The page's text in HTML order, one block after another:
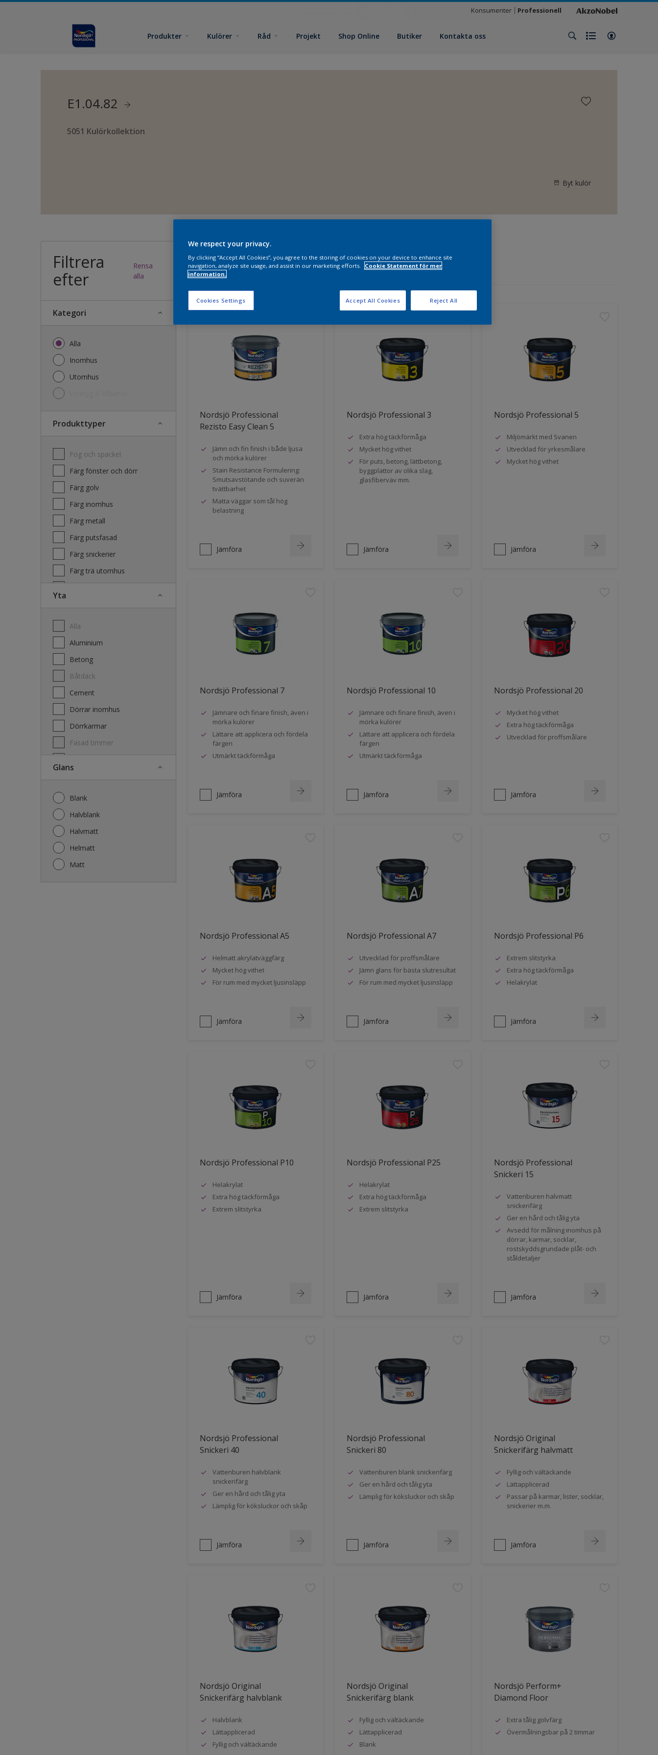
Konsumenter Professionell
Produkter Kulörer Råd Projekt Shop Online Butiker Kontakta oss
E1.04.82
5051 Kulörkollektion
Byt kulör
Filtrera
efter
Rensa
alla
Kategori
Alla
Inomhus
Utomhus
Produkttyper
Fog och spackel
Färg fönster och dörr
Färg golv
Färg inomhus
Färg metall
Färg putsfasad
Färg snickerier
Färg trä utomhus
Yta
Alla
Aluminium
Betong
Båtdäck
Cement
Dörrar inomhus
Dörrkarmar
Fasad timmer
Glans
Blank
Halvblank
Halvmatt
Helmatt
Matt
Vilka produkter behöver du?
34produkter hittade
Nordsjö Professional
Rezisto Easy Clean 5
Jämn och fin finish i både ljusa
och mörka kulörer
Stain Resistance Formulering:
Smutsavstötande och suverän
tvättbarhet
Matta väggar som tål hög
belastning
Jämföra
Nordsjö Professional 3
Extra hög täckförmåga
Mycket hög vithet
För puts, betong, lättbetong,
byggplattor av olika slag,
glasfiberväv mm.
Jämföra
Nordsjö Professional 5
Miljömärkt med Svanen
Utvecklad för yrkesmålare
Mycket hög vithet
Jämföra
Nordsjö Professional 7
Jämnare och finare finish, även i
mörka kulörer
Lättare att applicera och fördela
färgen
Utmärkt täckförmåga
Jämföra
Nordsjö Professional 10
Jämnare och finare finish, även i
mörka kulörer
Lättare att applicera och fördela
färgen
Utmärkt täckförmåga
Jämföra
Nordsjö Professional 20
Mycket hög vithet
Extra hög täckförmåga
Utvecklad för proffsmålare
Jämföra
Nordsjö Professional A5
Helmatt akrylatväggfärg
Mycket hög vithet
För rum med mycket ljusinsläpp
Jämföra
Nordsjö Professional A7
Utvecklad för proffsmålare
Jämn glans för bästa slutresultat
För rum med mycket ljusinsläpp
Jämföra
Nordsjö Professional P6
Extrem slitstyrka
Extra hög täckförmåga
Helakrylat
Jämföra
Nordsjö Professional P10
Helakrylat
Extra hög täckförmåga
Extrem slitstyrka
Jämföra
Nordsjö Professional P25
Helakrylat
Extra hög täckförmåga
Extrem slitstyrka
Jämföra
Nordsjö Professional
Snickeri 15
Vattenburen halvmatt
snickerifärg
Ger en hård och tålig yta
Avsedd för målning inomhus på
dörrar, karmar, socklar,
rostskyddsgrundade plåt- och
ståldetaljer
Jämföra
Nordsjö Professional
Snickeri 40
Vattenburen halvblank
snickerifärg
Ger en hård och tålig yta
Lämplig för köksluckor och skåp
Jämföra
Nordsjö Professional
Snickeri 80
Vattenburen blank snickerifärg
Ger en hård och tålig yta
Lämplig för köksluckor och skåp
Jämföra
Nordsjö Original
Snickerifärg halvmatt
Fyllig och vältäckande
Lättapplicerad
Passar på karmar, lister, socklar,
snickerier m.m.
Jämföra
Nordsjö Original
Snickerifärg halvblank
Halvblank
Lättapplicerad
Fyllig och vältäckande
Nordsjö Original
Snickerifärg blank
Fyllig och vältäckande
Lättapplicerad
Blank
Nordsjö Perform+
Diamond Floor
Extra tålig golvfärg
Övermålningsbar på 2 timmar
We respect your privacy.
By clicking “Accept All Cookies”, you agree to the storing of cookies on your device to enhance site
navigation, analyze site usage, and assist in our marketing efforts.
Cookie Statement för mer
information.
Cookies Settings Reject All
Accept All Cookies